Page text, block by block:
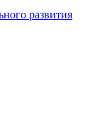
развития